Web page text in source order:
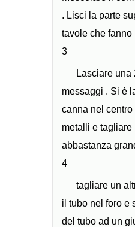
. Lisci la parte
tavole che fanno
3
Lasciare
messaggi . Si è
canna nel
metalli e tagliare
abbastanza
4
tagliare un
il tubo nel foro e
del tubo ad un